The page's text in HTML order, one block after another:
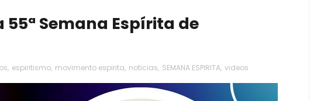
55ª Semana Espírita de
, espiritismo, movimento espirita, noticias, SEMANA ESPIRITA, videos